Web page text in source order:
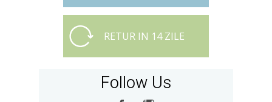
RETUR IN 14 ZILE
Follow Us